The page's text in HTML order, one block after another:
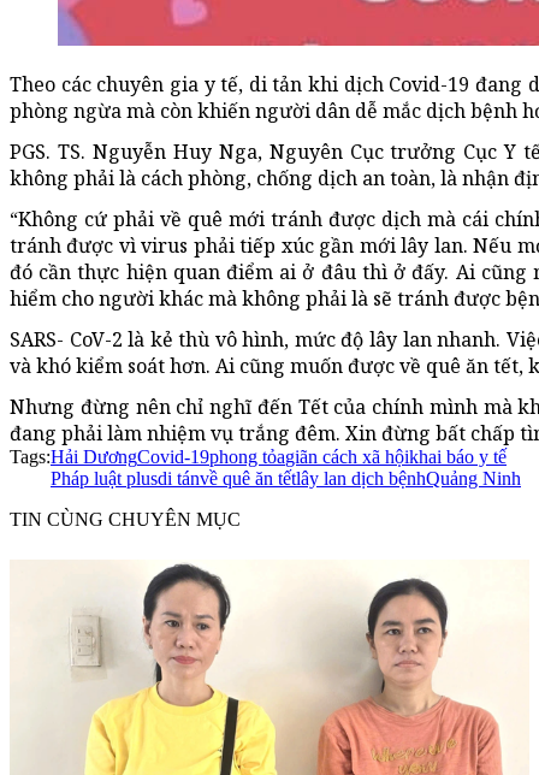
Theo các chuyên gia y tế, di tản khi dịch Covid-19
phòng ngừa mà còn khiến người dân dễ mắc dịch bệnh
PGS. TS. Nguyễn Huy Nga, Nguyên Cục trưởng Cục
không phải là cách phòng, chống dịch an toàn, là nhận
“Không cứ phải về quê mới tránh được dịch mà cái
tránh được vì virus phải tiếp xúc gần mới lây lan. Nếu
đó cần thực hiện quan điểm ai ở đâu thì ở đấy. Ai
hiểm cho người khác mà không phải là sẽ tránh được
SARS- CoV-2 là kẻ thù vô hình, mức độ lây lan nhanh.
và khó kiểm soát hơn. Ai cũng muốn được về quê ăn
Nhưng đừng nên chỉ nghĩ đến Tết của chính mình mà
đang phải làm nhiệm vụ trắng đêm. Xin đừng bất chấp
Tags:Hải DươngCovid-19phong tỏagiãn cách xã hộikhai báo y tế
Pháp luật plusdi tánvề quê ăn tếtlây lan dịch bệnhQuảng Ninh
TIN CÙNG CHUYÊN MỤC